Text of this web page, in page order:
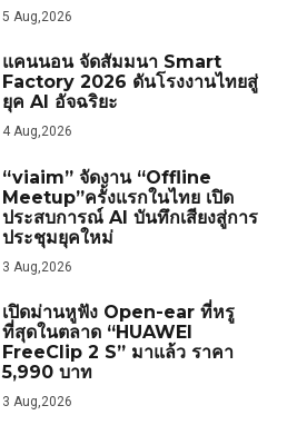
5 Aug,2026
แคนนอน จัดสัมมนา Smart
Factory 2026 ดันโรงงานไทยสู่
ยุค AI อัจฉริยะ
4 Aug,2026
“viaim” จัดงาน “Offline
Meetup”ครั้งแรกในไทย เปิด
ประสบการณ์ AI บันทึกเสียงสู่การ
ประชุมยุคใหม่
3 Aug,2026
เปิดม่านหูฟัง Open-ear ที่หรู
ที่สุดในตลาด “HUAWEI
FreeClip 2 S” มาแล้ว ราคา
5,990 บาท
3 Aug,2026